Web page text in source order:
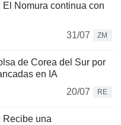
El Nomura continua con
31/07
ZM
de Corea del Sur por
en IA
20/07
RE
Recibe una